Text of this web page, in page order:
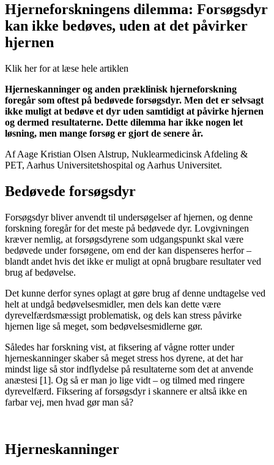
Hjerneforskningens dilemma: Forsøgsdyr
kan ikke bedøves, uden at det påvirker
hjernen
Klik her for at læse hele artiklen
Hjerneskanninger og anden præklinisk hjerneforskning
foregår som oftest på bedøvede forsøgsdyr. Men det er selvsagt
ikke muligt at bedøve et dyr uden samtidigt at påvirke hjernen
og dermed resultaterne. Dette dilemma har ikke nogen let
løsning, men mange forsøg er gjort de senere år.
Af Aage Kristian Olsen Alstrup, Nuklearmedicinsk Afdeling &
PET, Aarhus Universitetshospital og Aarhus Universitet.
Bedøvede forsøgsdyr
Forsøgsdyr bliver anvendt til undersøgelser af hjernen, og denne
forskning foregår for det meste på bedøvede dyr. Lovgivningen
kræver nemlig, at forsøgsdyrene som udgangspunkt skal være
bedøvede under forsøgene, om end der kan dispenseres herfor –
blandt andet hvis det ikke er muligt at opnå brugbare resultater ved
brug af bedøvelse.
Det kunne derfor synes oplagt at gøre brug af denne undtagelse ved
helt at undgå bedøvelsesmidler, men dels kan dette være
dyrevelfærdsmæssigt problematisk, og dels kan stress påvirke
hjernen lige så meget, som bedøvelsesmidlerne gør.
Således har forskning vist, at fiksering af vågne rotter under
hjerneskanninger skaber så meget stress hos dyrene, at det har
mindst lige så stor indflydelse på resultaterne som det at anvende
anæstesi [1]. Og så er man jo lige vidt – og tilmed med ringere
dyrevelfærd. Fiksering af forsøgsdyr i skannere er altså ikke en
farbar vej, men hvad gør man så?
Hjerneskanninger